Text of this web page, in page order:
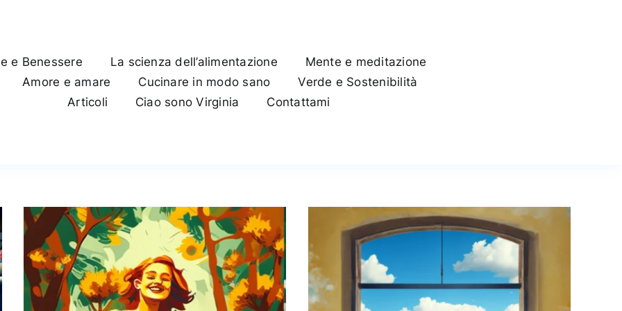
e Benessere
La scienza dell’alimentazione
Mente e meditazione
Amore e amare Cucinare in modo sano
Verde e Sostenibilità
Articoli
Ciao sono Virginia Contattami